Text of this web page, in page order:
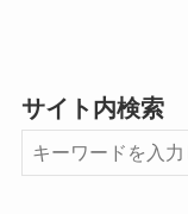
サイト内検索